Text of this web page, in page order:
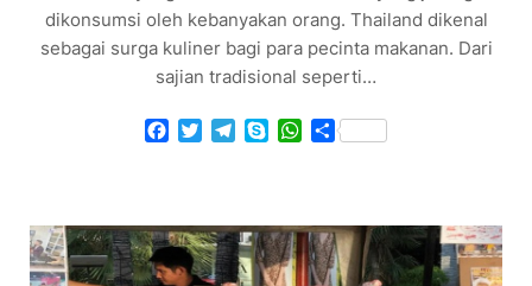
dikonsumsi oleh kebanyakan orang. Thailand dikenal
sebagai surga kuliner bagi para pecinta makanan. Dari
sajian tradisional seperti…
Facebook
TwitterTelegram
SkypeWhatsApp
Share